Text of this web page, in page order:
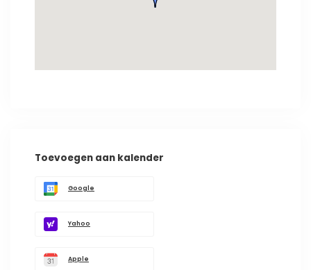
Toevoegen aan kalender
Google
Yahoo
Apple